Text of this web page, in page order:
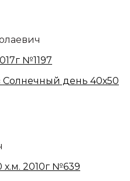
№1197
х.м. 2010г №639